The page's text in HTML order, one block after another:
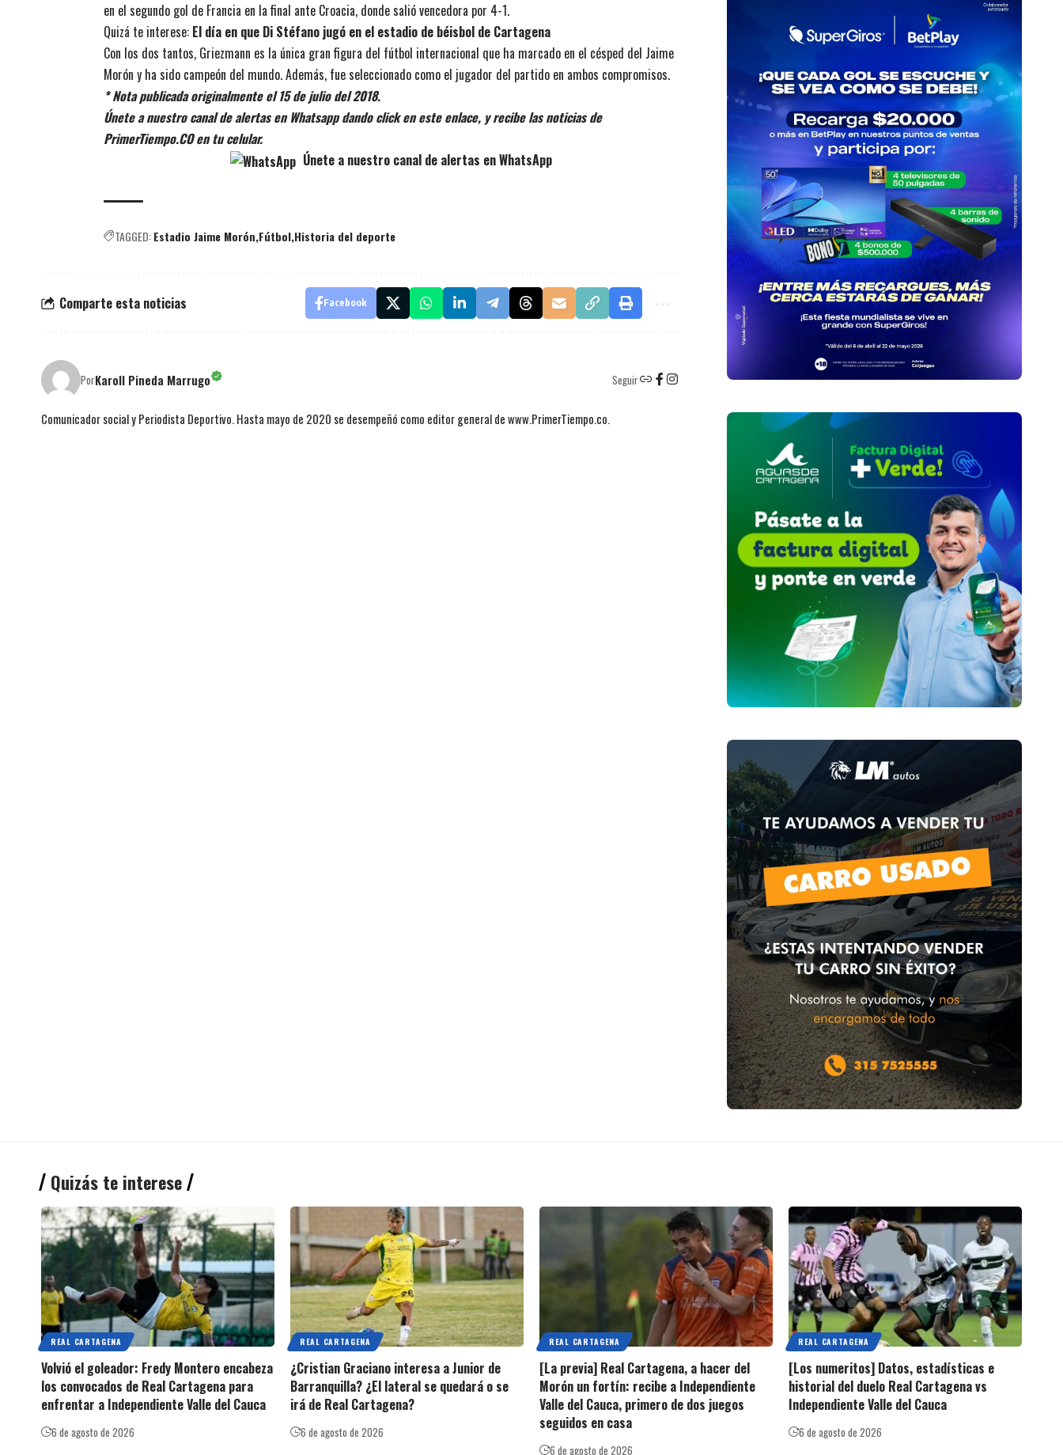
en el segundo gol de Francia en la final ante Croacia, donde salió vencedora por 4-1.
Quizá te interese: El día en que Di Stéfano jugó en el estadio de béisbol de Cartagena
Con los dos tantos, Griezmann es la única gran figura del fútbol internacional que ha marcado en el césped del Jaime
Morón y ha sido campeón del mundo. Además, fue seleccionado como el jugador del partido en ambos compromisos.
* Nota publicada originalmente el 15 de julio del 2018.
Únete a nuestro canal de alertas en Whatsapp dando click en este enlace, y recibe las noticias de
PrimerTiempo.CO en tu celular.
Únete a nuestro canal de alertas en WhatsApp
TAGGED:Estadio Jaime Morón Fútbol Historia del deporte
Comparte esta noticias Facebook
PorKaroll Pineda Marrugo Seguir
Comunicador social y Periodista Deportivo. Hasta mayo de 2020 se desempeñó como editor general de www.PrimerTiempo.co.
Quizás te interese
REAL CARTAGENA
Volvió el goleador: Fredy Montero encabeza
los convocados de Real Cartagena para
enfrentar a Independiente Valle del Cauca
6 de agosto de 2026
REAL CARTAGENA
¿Cristian Graciano interesa a Junior de
Barranquilla? ¿El lateral se quedará o se
irá de Real Cartagena?
6 de agosto de 2026
REAL CARTAGENA
[La previa] Real Cartagena, a hacer del
Morón un fortín: recibe a Independiente
Valle del Cauca, primero de dos juegos
seguidos en casa
6 de agosto de 2026
REAL CARTAGENA
[Los numeritos] Datos, estadísticas e
historial del duelo Real Cartagena vs
Independiente Valle del Cauca
6 de agosto de 2026